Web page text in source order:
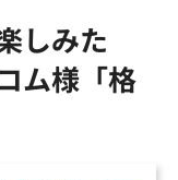
しみた
ム様「格